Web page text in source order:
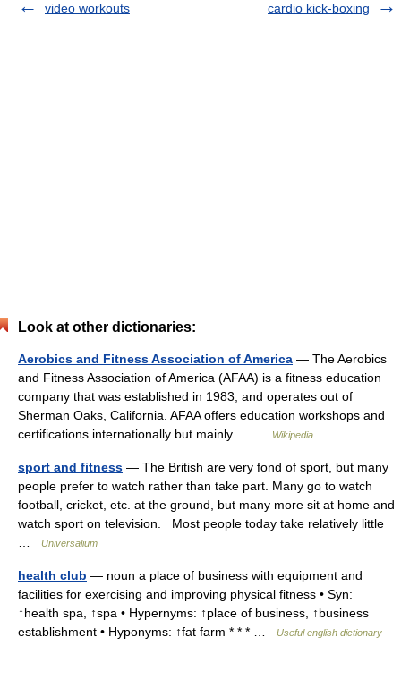
video workouts
cardio kick-boxing
Look at other dictionaries:
Aerobics and Fitness Association of America — The Aerobics
and Fitness Association of America (AFAA) is a fitness education
company that was established in 1983, and operates out of
Sherman Oaks, California. AFAA offers education workshops and
certifications internationally but mainly… …
Wikipedia
sport and fitness — The British are very fond of sport, but many
people prefer to watch rather than take part. Many go to watch
football, cricket, etc. at the ground, but many more sit at home and
watch sport on television. Most people today take relatively little
Universalium
health club — noun a place of business with equipment and
facilities for exercising and improving physical fitness • Syn:
↑health spa, ↑spa • Hypernyms: ↑place of business, ↑business
establishment • Hyponyms: ↑fat farm * * * …
Useful english dictionary